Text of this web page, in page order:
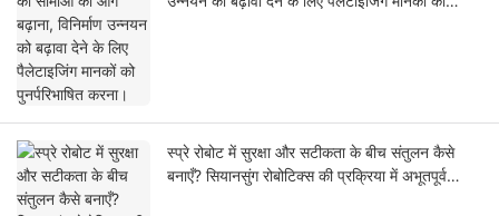
स्प्रे रोबोट में सुरक्षा और सटीकता के बीच संतुलन कैसे
बनाएँ? सियानसुंग रोबोटिक्स की प्रक्रिया में अभूतपूर्व